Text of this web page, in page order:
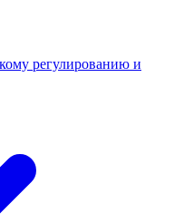
регулированию и